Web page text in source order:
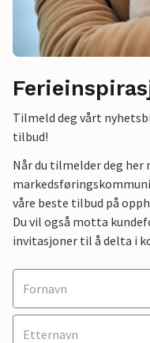
Tilmeld deg vårt
tilbud!
Når du tilmelder deg her
våre beste tilbud på
Du vil også motta
invitasjoner til å delta i